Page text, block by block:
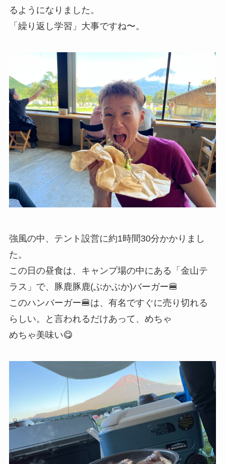
るようになりました。
「繰り返し学習」大事ですね〜。
強風の中、テント設営に約1時間30分かかりまし
た。
この日の昼食は、キャンプ場の中にある「金山テ
ラス」で、豚鹿豚鹿(ぶかぶか)バーガー🍔
このハンバーガー🍔は、有名ですぐに売り切れる
らしい。と言われるだけあって、めちゃ
めちゃ美味い😋